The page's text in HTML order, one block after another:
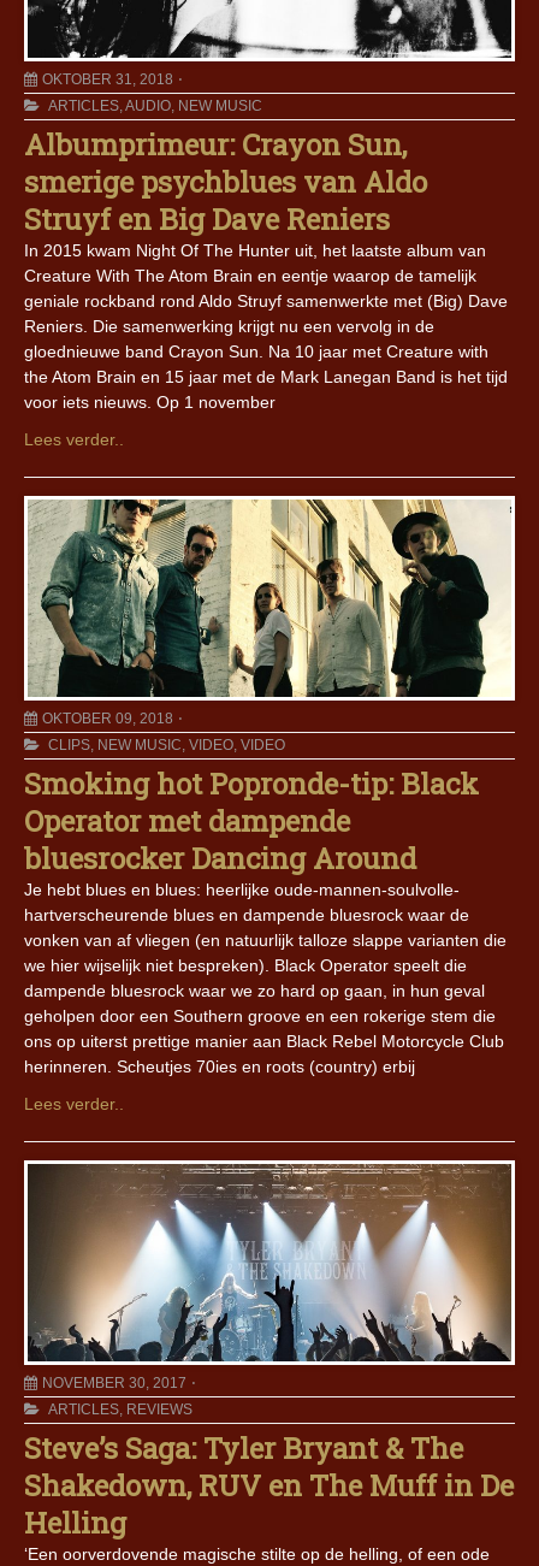
OKTOBER 31, 2018
ARTICLES,AUDIO, NEW MUSIC
Albumprimeur: Crayon Sun,
smerige psychblues van Aldo
Struyf en Big Dave Reniers
In 2015 kwam Night Of The Hunter uit, het laatste album van
Creature With The Atom Brain en eentje waarop de tamelijk
geniale rockband rond Aldo Struyf samenwerkte met (Big) Dave
Reniers. Die samenwerking krijgt nu een vervolg in de
gloednieuwe band Crayon Sun. Na 10 jaar met Creature with
the Atom Brain en 15 jaar met de Mark Lanegan Band is het tijd
voor iets nieuws. Op 1 november
Lees verder..
OKTOBER 09, 2018
CLIPS, NEW MUSIC, VIDEO, VIDEO
Smoking hot Popronde-tip: Black
Operator met dampende
bluesrocker Dancing Around
Je hebt blues en blues: heerlijke oude-mannen-soulvolle-
hartverscheurende blues en dampende bluesrock waar de
vonken van af vliegen (en natuurlijk talloze slappe varianten die
we hier wijselijk niet bespreken). Black Operator speelt die
dampende bluesrock waar we zo hard op gaan, in hun geval
geholpen door een Southern groove en een rokerige stem die
ons op uiterst prettige manier aan Black Rebel Motorcycle Club
herinneren. Scheutjes 70ies en roots (country) erbij
Lees verder..
NOVEMBER 30, 2017
ARTICLES, REVIEWS
Steve’s Saga: Tyler Bryant & The
Shakedown, RUV en The Muff in De
Helling
‘Een oorverdovende magische stilte op de helling, of een ode